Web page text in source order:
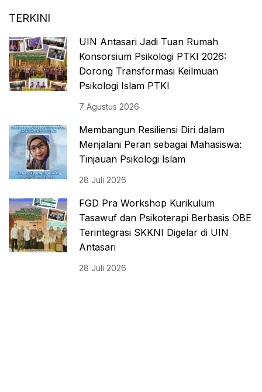
TERKINI
UIN Antasari Jadi Tuan Rumah
Konsorsium Psikologi PTKI 2026:
Dorong Transformasi Keilmuan
Psikologi Islam PTKI
7 Agustus 2026
Membangun Resiliensi Diri dalam
Menjalani Peran sebagai Mahasiswa:
Tinjauan Psikologi Islam
28 Juli 2026
FGD Pra Workshop Kurikulum
Tasawuf dan Psikoterapi Berbasis OBE
Terintegrasi SKKNI Digelar di UIN
Antasari
28 Juli 2026